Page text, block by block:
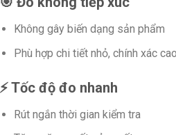
Không gây biến dạng sản phẩm
Phù hợp chi tiết nhỏ, chính xác cao
⚡ Tốc độ đo nhanh
Rút ngắn thời gian kiểm tra